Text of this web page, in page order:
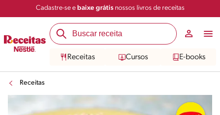
Cadastre-se e baixe grátisnossos livros de receitas
Receitas Cursos E-books
Receitas
Salvar Compartilhar